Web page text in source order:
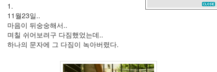
1.
11월23일..
마음이 뒤숭숭해서..
며칠 쉬어보려구 다짐했었는데..
하나의 문자에 그 다짐이 녹아버렸다.
언
니
크